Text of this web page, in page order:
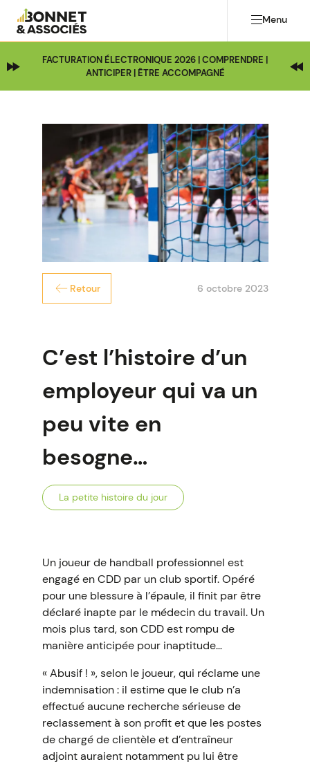
Menu
FACTURATION ÉLECTRONIQUE 2026 | COMPRENDRE |
ANTICIPER | ÊTRE ACCOMPAGNÉ
Retour 6 octobre 2023
C’est l’histoire d’un
employeur qui va un
peu vite en
besogne…
La petite histoire du jour
Un joueur de handball professionnel est
engagé en CDD par un club sportif. Opéré
pour une blessure à l’épaule, il finit par être
déclaré inapte par le médecin du travail. Un
mois plus tard, son CDD est rompu de
manière anticipée pour inaptitude…
« Abusif ! », selon le joueur, qui réclame une
indemnisation : il estime que le club n’a
effectué aucune recherche sérieuse de
reclassement à son profit et que les postes
de chargé de clientèle et d’entraîneur
adjoint auraient notamment pu lui être